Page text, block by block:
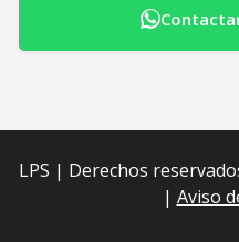
LPS | Derechos
| Aviso